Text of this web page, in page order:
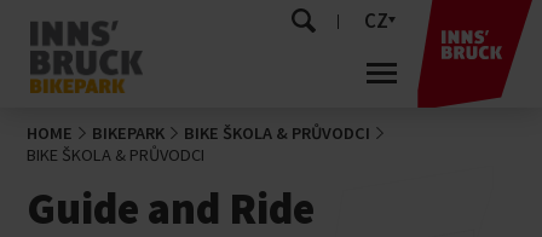
CZ
HOME BIKEPARK
BIKE ŠKOLA & PRŮVODCI
BIKE ŠKOLA & PRŮVODCI
Guide and Ride